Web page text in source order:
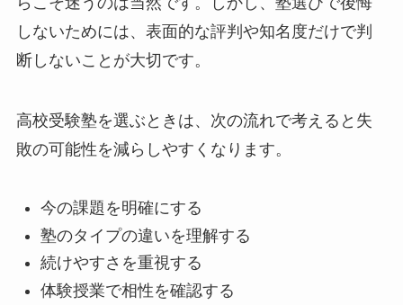
しないためには、表面的な評判や知名度だけで判
断しないことが大切です。
高校受験塾を選ぶときは、次の流れで考えると失
敗の可能性を減らしやすくなります。
今の課題を明確にする
塾のタイプの違いを理解する
続けやすさを重視する
体験授業で相性を確認する